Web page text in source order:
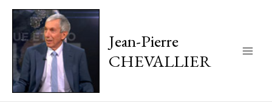
Jean-Pierre
CHEVALLIER